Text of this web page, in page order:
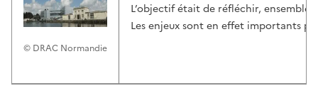
© DRAC Normandie
L’objectif était de réfléchir,
Les enjeux sont en effet importants